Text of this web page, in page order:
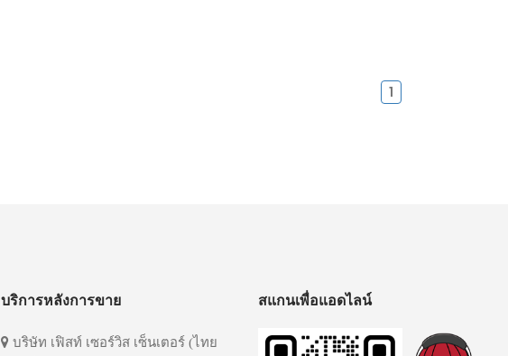
1
บริการหลังการขาย
บริษัท เฟิสท์ เซอร์วิส เซ็นเตอร์ (ไทย
สแกนเพื่อแอดไลน์